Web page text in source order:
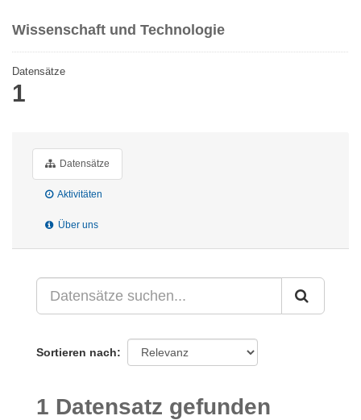
Wissenschaft und Technologie
Datensätze
1
Datensätze
Aktivitäten
Über uns
Sortieren nach
1 Datensatz gefunden